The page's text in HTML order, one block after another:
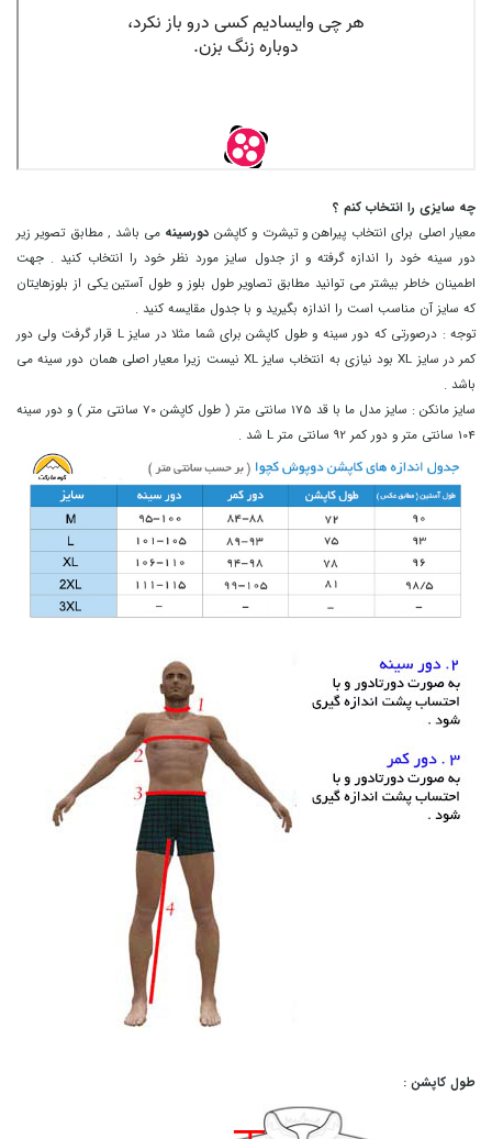
چه سایزی را انتخاب کنم ؟
معیار اصلی برای انتخاب پیراهن و تیشرت و کاپشن دورسینه می باشد , مطابق تصویر زیر
دور سینه خود را اندازه گرفته و از جدول سایز مورد نظر خود را انتخاب کنید . جهت
اطمینان خاطر بیشتر می توانید مطابق تصاویر طول بلوز و طول آستین یکی از بلوزهایتان
که سایز آن مناسب است را اندازه بگیرید و با جدول مقایسه کنید .
توجه : درصورتی که دور سینه و طول کاپشن برای شما مثلا در سایز L قرار گرفت ولی دور
کمر در سایز XL بود نیازی به انتخاب سایز XL نیست زیرا معیار اصلی همان دور سینه می
باشد .
سایز مانکن :
سایز مدل ما با قد 175 سانتی متر ( طول کاپشن 70 سانتی متر ) و دور سینه
104 سانتی متر و دور کمر 92 سانتی متر L شد .
طول کاپشن :